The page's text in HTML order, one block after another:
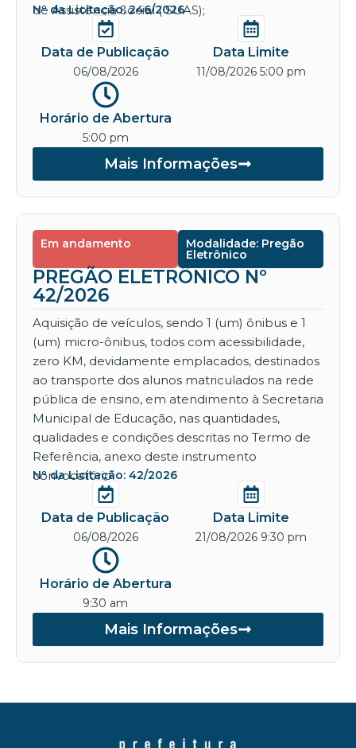
de Assistência Social ( SUAS);
Nº da Licitação: 246/2026
Data de Publicação
06/08/2026
Data Limite
11/08/2026 5:00 pm
Horário de Abertura
5:00 pm
Mais Informações
Em andamento Modalidade: Pregão
Eletrônico
PREGÃO ELETRÔNICO Nº
42/2026
Aquisição de veículos, sendo 1 (um) ônibus e 1
(um) micro-ônibus, todos com acessibilidade,
zero KM, devidamente emplacados, destinados
ao transporte dos alunos matriculados na rede
pública de ensino, em atendimento à Secretaria
Municipal de Educação, nas quantidades,
qualidades e condições descritas no Termo de
Referência, anexo deste instrumento
convocatório.
Nº da Licitação: 42/2026
Data de Publicação
06/08/2026
Data Limite
21/08/2026 9:30 pm
Horário de Abertura
9:30 am
Mais Informações